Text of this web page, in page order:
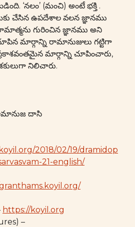
‘నలం’ (మంచి) అంటే భక్తి .
చేసిన ఉపదేశాల వలన జ్ఞానము
గురించిన జ్ఞానము అని
మార్గాన్ని రామానుజులు గట్టిగా
మార్గాన్ని చూపించారు,
నిలిచారు.
దాసి
2018/02/19/dramidop
21-english/
https://koyil.org
–